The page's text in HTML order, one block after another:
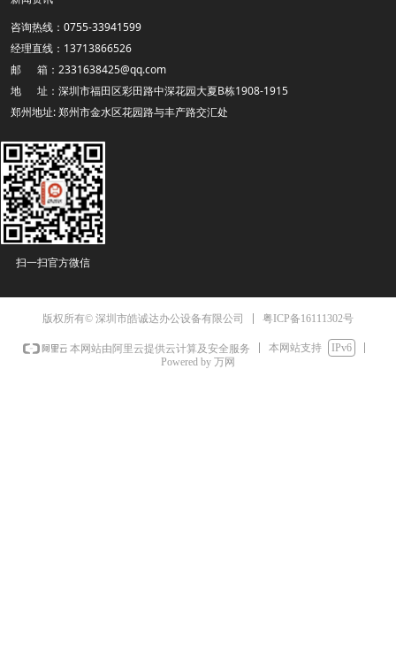
咨询热线：0755-33941599
经理直线：13713866526
邮 箱：2331638425@qq.com
地 址：深圳市福田区彩田路中深花园大夏B栋1908-1915
郑州地址: 郑州市金水区花园路与丰产路交汇处
扫一扫官方微信
版权所有© 深圳市皓诚达办公设备有限公司 粤ICP备16111302号
本网站由阿里云提供云计算及安全服务 本网站支持
IPv6
Powered by 万网